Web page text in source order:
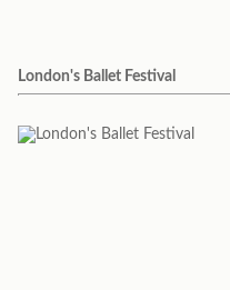
London's Ballet Festival